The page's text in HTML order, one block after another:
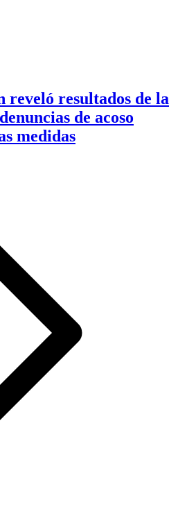
reveló resultados de la
de acoso
medidas